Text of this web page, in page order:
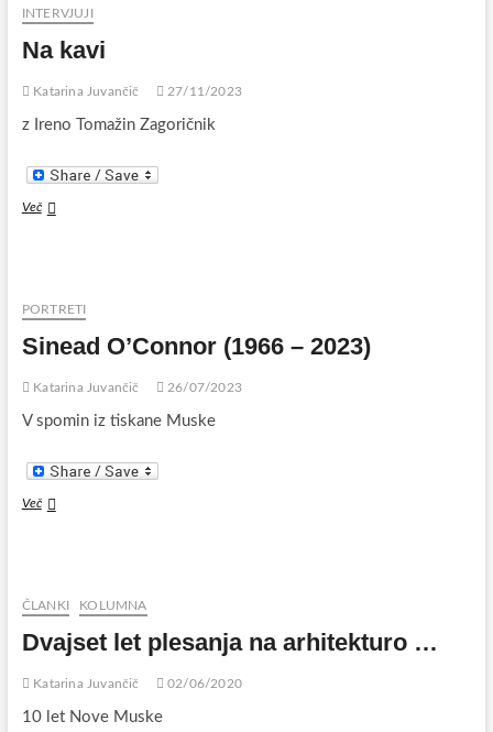
Then
Into
A
INTERVJUJI
Na kavi
Katarina Juvančič 27/11/2023
z Ireno Tomažin Zagoričnik
VečNa
PORTRETI
Sinead O’Connor (1966 – 2023)
Katarina Juvančič 26/07/2023
V spomin iz tiskane Muske
VečSinead
ČLANKI
KOLUMNA
Dvajset let plesanja na arhitekturo …
Katarina Juvančič 02/06/2020
10 let Nove Muske